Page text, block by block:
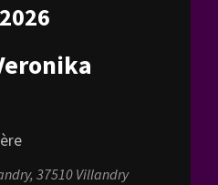
37510 Villandry